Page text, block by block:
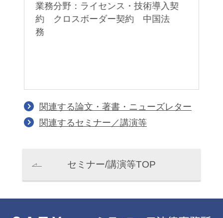
業務分野：ライセンス・技術導入契
約 クロスボーダー契約 中国法
務
関連する論文・著書・ニューズレター
関連するセミナー／講演等
セミナー/講演等TOP